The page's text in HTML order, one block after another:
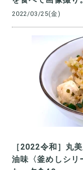
2022/03/25(金)
［2022令和］丸
油味〈釜めしシリ